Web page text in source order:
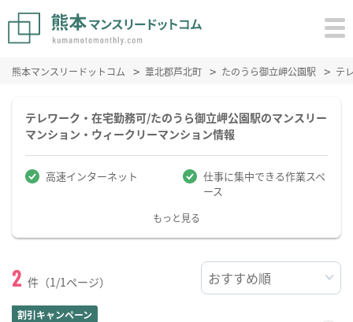
熊本マンスリードットコム 葦北郡芦北町 たのうら御立岬公園駅 テ
テレワーク・在宅勤務可/たのうら御立岬公園駅のマンスリー
マンション・ウィークリーマンション情報
高速インターネット
仕事に集中できる作業スペ
ース
もっと見る
2 件（1/1ページ）
割引キャンペーン